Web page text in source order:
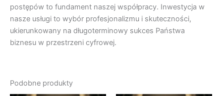
postępów to fundament naszej współpracy. Inwestycja w
nasze usługi to wybór profesjonalizmu i skuteczności,
ukierunkowany na długoterminowy sukces Państwa
biznesu w przestrzeni cyfrowej.
Podobne produkty